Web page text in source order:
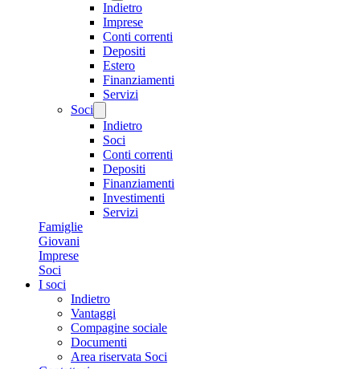
Indietro
Imprese
Conti correnti
Depositi
Estero
Finanziamenti
Servizi
Soci
Indietro
Soci
Conti correnti
Depositi
Finanziamenti
Investimenti
Servizi
Famiglie
Giovani
Imprese
Soci
I soci
Indietro
Vantaggi
Compagine sociale
Documenti
Area riservata Soci